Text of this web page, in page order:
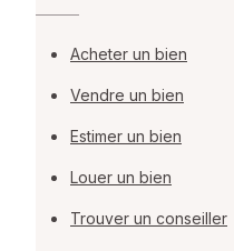
Acheter un bien
Vendre un bien
Estimer un bien
Louer un bien
Trouver un conseiller